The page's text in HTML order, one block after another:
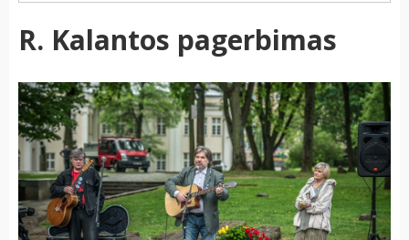
R. Kalantos pagerbimas